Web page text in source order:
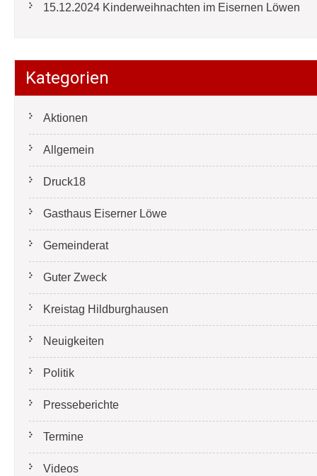
15.12.2024 Kinderweihnachten im Eisernen Löwen
Kategorien
Aktionen
Allgemein
Druck18
Gasthaus Eiserner Löwe
Gemeinderat
Guter Zweck
Kreistag Hildburghausen
Neuigkeiten
Politik
Presseberichte
Termine
Videos